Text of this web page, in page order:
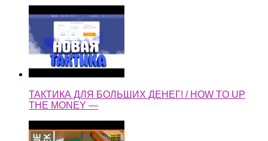
ТАКТИКА ДЛЯ БОЛЬШИХ ДЕНЕГ! / HOW TO UP
THE MONEY —